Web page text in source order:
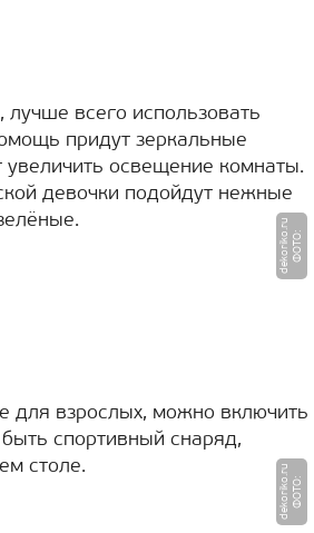
лучше всего использовать
придут зеркальные
освещение комнаты.
девочки подойдут нежные
Ф
О
Т
О
:
d
e
k
o
ri
k
o.
r
u
для взрослых, можно включить
спортивный снаряд,
столе.
Ф
О
Т
О
:
d
e
k
o
ri
k
o.
r
u